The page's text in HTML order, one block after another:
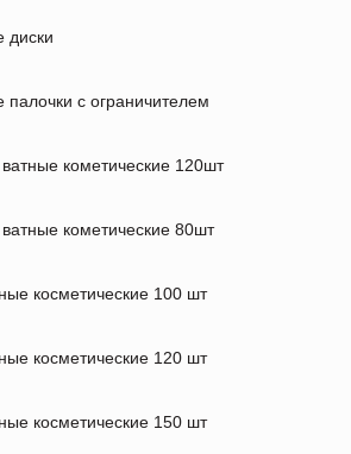
диски
палочки с ограничителем
кометические 120шт
кометические 80шт
косметические 100 шт
косметические 120 шт
косметические 150 шт